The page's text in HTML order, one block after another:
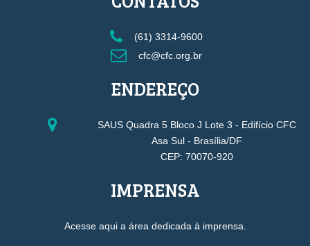
(61) 3314-9600
cfc@cfc.org.br
ENDEREÇO
SAUS Quadra 5 Bloco J Lote 3 - Edifício CFC
Asa Sul - Brasília/DF
CEP: 70070-920
IMPRENSA
Acesse aqui a área dedicada à imprensa.